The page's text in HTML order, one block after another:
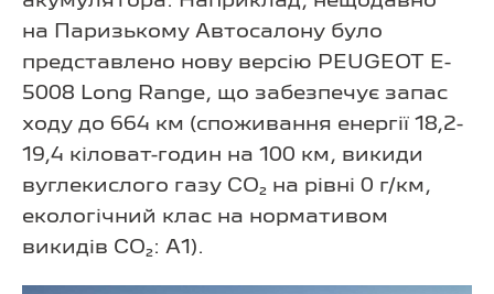
на Паризькому Автосалону було
представлено нову версію PEUGEOT E-
5008 Long Range, що забезпечує запас
ходу до 664 км (споживання енергії 18,2-
19,4 кіловат-годин на 100 км, викиди
вуглекислого газу CO₂ на рівні 0 г/км,
екологічний клас на нормативом
викидів CO₂: A1).